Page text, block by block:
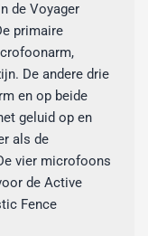
de Voyager
primaire
De andere drie
en op beide
geluid op en
als de
vier microfoons
de Active
Fence